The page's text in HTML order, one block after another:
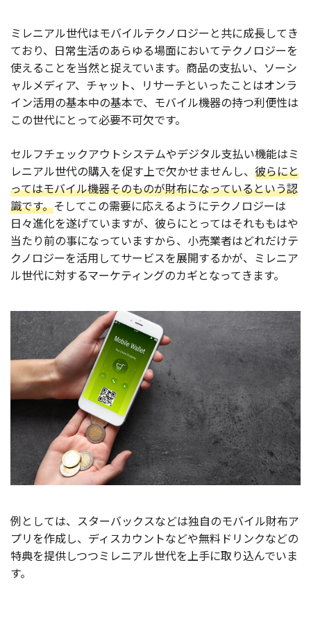
ミレニアル世代はモバイルテクノロジーと共に成長してき
ており、日常生活のあらゆる場面においてテクノロジーを
使えることを当然と捉えています。商品の支払い、ソーシ
ャルメディア、チャット、リサーチといったことはオンラ
イン活用の基本中の基本で、モバイル機器の持つ利便性は
この世代にとって必要不可欠です。
セルフチェックアウトシステムやデジタル支払い機能はミ
レニアル世代の購入を促す上で欠かせませんし、 彼らにと
ってはモバイル機器そのものが財布になっているという認
識です。そしてこの需要に応えるようにテクノロジーは
日々進化を遂げていますが、彼らにとってはそれももはや
当たり前の事になっていますから、小売業者はどれだけテ
クノロジーを活用してサービスを展開するかが、ミレニア
ル世代に対するマーケティングのカギとなってきます。
例としては、スターバックスなどは独自のモバイル財布ア
プリを作成し、ディスカウントなどや無料ドリンクなどの
特典を提供しつつミレニアル世代を上手に取り込んでいま
す。